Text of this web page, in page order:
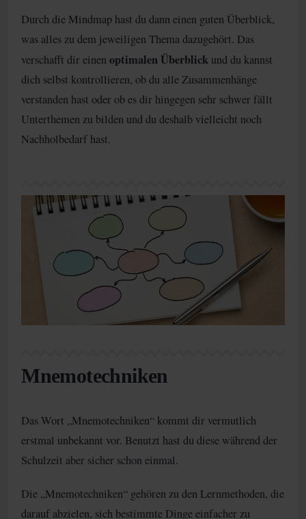
Durch die Mindmap hast du dann einen guten Überblick,
was alles zu dem jeweiligen Thema dazugehört. Das
verschafft dir einenoptimalen Überblick und du kannst
dich selbst kontrollieren, ob du alle Zusammenhänge
verstanden hast oder ob es dir hingegen sehr schwer fällt
Unterthemen zu bilden und du deshalb vielleicht noch
Nachholbedarf hast.
Mnemotechniken
Das Wort „Mnemotechniken“ kommt dir vermutlich
erstmal unbekannt vor. Benutzt hast du diese während der
Schulzeit aber sicher schon einmal.
Die „Mnemotechniken“ gehören zu den Lernmethoden, die
darauf abzielen, sich bestimmte Dinge einfacher zu